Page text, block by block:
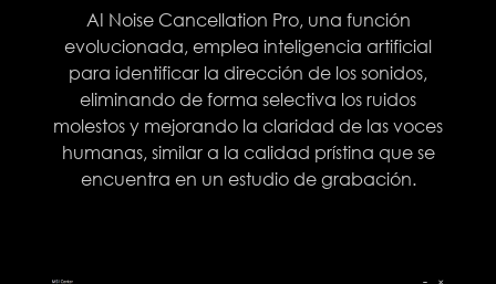
AI Noise Cancellation Pro, una función
evolucionada, emplea inteligencia artificial
para identificar la dirección de los sonidos,
eliminando de forma selectiva los ruidos
molestos y mejorando la claridad de las voces
humanas, similar a la calidad prístina que se
encuentra en un estudio de grabación.